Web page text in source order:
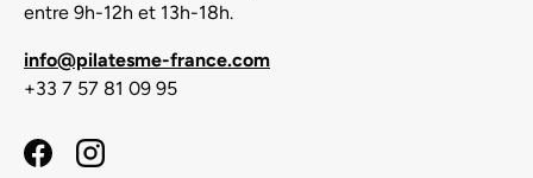
entre 9h-12h et 13h-18h.
info@pilatesme-france.com
+33 7 57 81 09 95
FacebookInstagram